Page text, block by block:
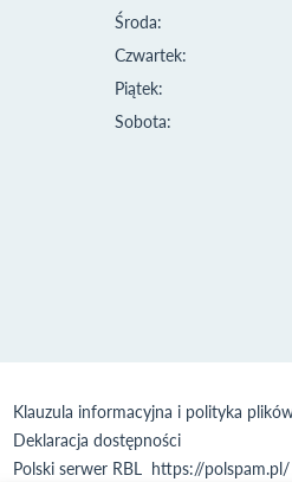
Środa:
Czwartek:
Piątek:
Sobota:
Klauzula informacyjna i polityka
Deklaracja dostępności
Polski serwer RBL https://polspam.pl/